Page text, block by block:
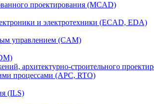
проектирования (MCAD)
и электротехники (ECAD, EDA)
управлением (CAM)
архитектурно-строительного
процессами (APC, RTO)
(ILS)